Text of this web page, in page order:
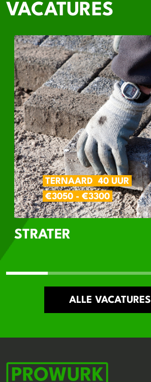
VACATURES
TERNAARD
40 UUR
€3050 - €3300
STRATER
ALLE VACATURES